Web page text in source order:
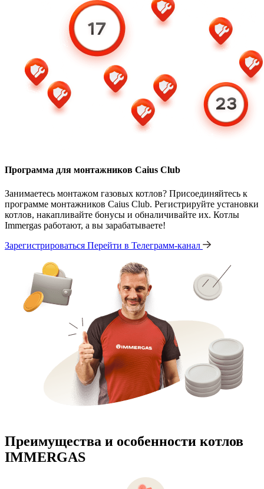
Программа для монтажников Caius Club
Занимаетесь монтажом газовых котлов? Присоединяйтесь к
программе монтажников Caius Club. Регистрируйте установки
котлов, накапливайте бонусы и обналичивайте их. Котлы
Immergas работают, а вы зарабатываете!
Зарегистрироваться Перейти в Телеграмм-канал
Преимущества и особенности котлов
IMMERGAS